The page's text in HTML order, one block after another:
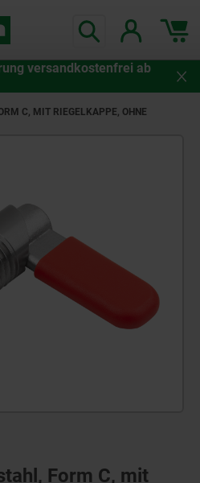
versandkostenfrei ab
C, MIT RIEGELKAPPE, OHNE
Form C, mit